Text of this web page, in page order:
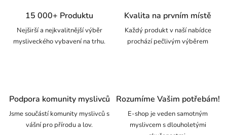
15 000+ Produktu
Nejširší a nejkvalitnější výběr
mysliveckého vybavení na trhu.
Kvalita na prvním místě
Každý produkt v naší nabídce
prochází pečlivým výběrem
Podpora komunity myslivců
Jsme součástí komunity myslivců s
vášní pro přírodu a lov.
Rozumíme Vašim potřebám!
E-shop je veden samotným
myslivcem s dlouholetými